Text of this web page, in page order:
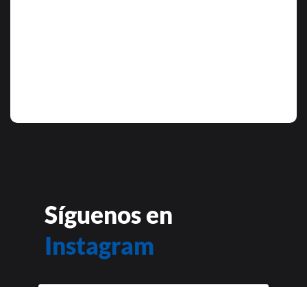
Síguenos en
Instagram